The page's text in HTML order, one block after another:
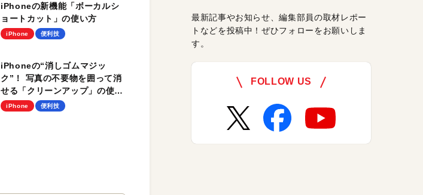
iPhoneの新機能「ボーカルシ
ョートカット」の使い方
iPhone 便利技
iPhoneの“消しゴムマジッ
ク”！ 写真の不要物を囲って消
せる「クリーンアップ」の使い
方。Apple Intelligenceの便利
iPhone 便利技
最新記事やお知らせ、編集部員の取材レポー
トなどを投稿中！ぜひフォローをお願いしま
す。
FOLLOW US